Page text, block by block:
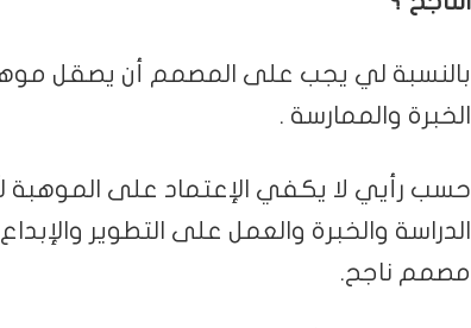
بالنسبة لي يجب على المصمم أن يصقل
الخبرة والممارسة .
حسب رأيي لا يكفي الإعتماد على الموهبة
الدراسة والخبرة والعمل على التطوير
مصمم ناجح.